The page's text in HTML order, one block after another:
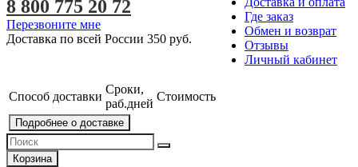
Где заказ
Обмен и возврат
Отзывы
Личный кабинет
8 800 775 20 72
Перезвоните мне
Доставка по всей России 350 руб.
Способ доставки
Сроки,
раб.дней
Стоимость
Подробнее о доставке
Корзина